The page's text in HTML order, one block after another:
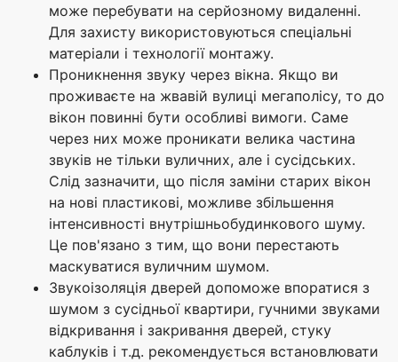
може перебувати на серйозному видаленні.
Для захисту використовуються спеціальні
матеріали і технології монтажу.
Проникнення звуку через вікна. Якщо ви
проживаєте на жвавій вулиці мегаполісу, то до
вікон повинні бути особливі вимоги. Саме
через них може проникати велика частина
звуків не тільки вуличних, але і сусідських.
Слід зазначити, що після заміни старих вікон
на нові пластикові, можливе збільшення
інтенсивності внутрішньобудинкового шуму.
Це пов'язано з тим, що вони перестають
маскуватися вуличним шумом.
Звукоізоляція дверей допоможе впоратися з
шумом з сусідньої квартири, гучними звуками
відкривання і закривання дверей, стуку
каблуків і т.д. рекомендується встановлювати